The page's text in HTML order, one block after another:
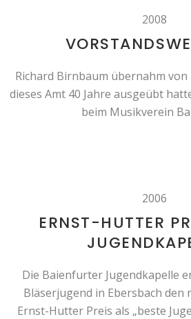
2008
Richard Birnbaum übernahm von
dieses Amt 40 Jahre ausgeübt
beim Musikverein
2006
ERNST-HUTTER
Die Baienfurter Jugendkapelle
Bläserjugend in Ebersbach den
Ernst-Hutter Preis als „beste